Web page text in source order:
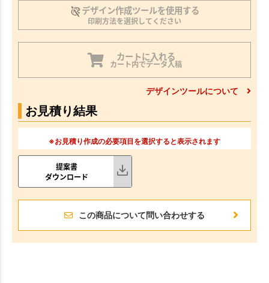
デザイン作成ツールを使用する
印刷方法を選択してください
カートに入れる
カート内でデータ入稿
デザインツールについて
お見積り結果
※お見積り作成の必要項目を選択すると表示されます
提案書
ダウンロード
この商品について問い合わせする